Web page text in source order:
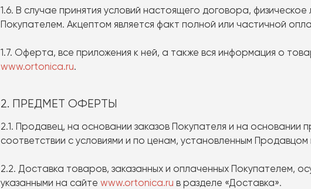
1.6. В случае принятия условий настоящего договора,
Покупателем. Акцептом является факт полной или частичной
1.7. Оферта, все приложения к ней, а также вся информация о
www.ortonica.ru.
2. ПРЕДМЕТ ОФЕРТЫ
2.1. Продавец, на основании заказов Покупателя и на
соответствии с условиями и по ценам, установленным Продавцом
2.2. Доставка товаров, заказанных и оплаченных Покупателем,
указанными на сайте www.ortonica.ru в разделе «Доставка».